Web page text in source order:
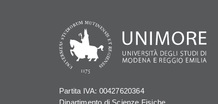
Partita IVA: 00427620364
Dipartimento di Scienze Fisiche,